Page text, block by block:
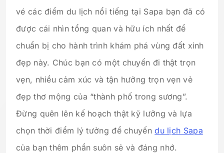
vé các điểm du lịch nổi tiếng tại Sapa bạn đã có
được cái nhìn tổng quan và hữu ích nhất để
chuẩn bị cho hành trình khám phá vùng đất xinh
đẹp này. Chúc bạn có một chuyến đi thật trọn
vẹn, nhiều cảm xúc và tận hưởng trọn vẹn vẻ
đẹp thơ mộng của “thành phố trong sương”.
Đừng quên lên kế hoạch thật kỹ lưỡng và lựa
chọn thời điểm lý tưởng để chuyếndu lịch Sapa
của bạn thêm phần suôn sẻ và đáng nhớ.